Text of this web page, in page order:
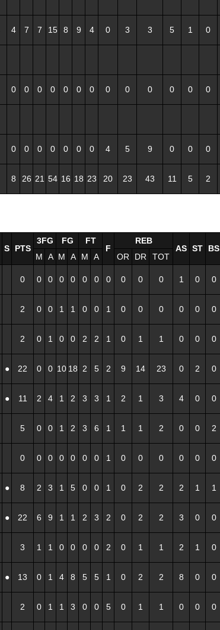
4 7 7 15 8 9 4 0 3 3 5 1 0
0 0 0 0 0 0 0 0 0 0 0 0 0
0 0 0 0 0 0 0 4 5 9 0 0 0
8 26 21 54 16 18 23 20 23 43 11 5 2
S PTS
3FG FG
FT
F
REB
AS ST BS
M
A M A M A OR DR TOT
0 0 0 0 0 0 0 0 0 0 0 1 0 0
2 0 0 1 1 0 0 1 0 0 0 0 0 0
2 0 1 0 0 2 2 1 0 1 1 0 0 0
● 22 0 0 10 18 2 5 2 9 14 23 0 2 0
● 11 2 4 1 2 3 3 1 2 1 3 4 0 0
5 0 0 1 2 3 6 1 1 1 2 0 0 2
0 0 0 0 0 0 0 1 0 0 0 0 0 0
● 8 2 3 1 5 0 0 1 0 2 2 2 1 1
● 22 6 9 1 1 2 3 2 0 2 2 3 0 0
3 1 1 0 0 0 0 2 0 1 1 2 1 0
● 13 0 1 4 8 5 5 1 0 2 2 8 0 0
2 0 1 1 3 0 0 5 0 1 1 0 0 0